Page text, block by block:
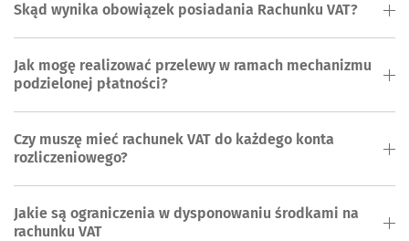
Skąd wynika obowiązek posiadania Rachunku VAT?
Jak mogę realizować przelewy w ramach mechanizmu
podzielonej płatności?
Czy muszę mieć rachunek VAT do każdego konta
rozliczeniowego?
Jakie są ograniczenia w dysponowaniu środkami na
rachunku VAT